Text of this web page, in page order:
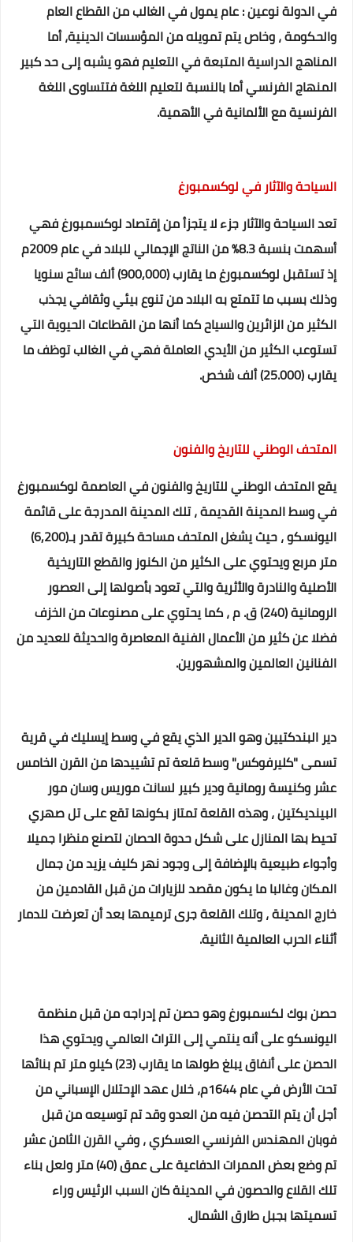
في الدولة نوعين : عام يمول في الغالب من القطاع العام
والحكومة ، وخاص يتم تمويله من المؤسسات الدينية، أما
المناهج الدراسية المتبعة في التعليم فهو يشبه إلى حد كبير
المنهاج الفرنسي أما بالنسبة لتعليم اللغة فتتساوى اللغة
الفرنسية مع الألمانية في الأهمية.
السياحة والآثار في لوكسمبورغ
تعد السياحة والآثار جزء لا يتجزأ من إقتصاد لوكسمبورغ فهي
أسهمت بنسبة 8.3% من الناتج الإجمالي للبلاد في عام 2009م
إذ تستقبل لوكسمبورغ ما يقارب (900,000) ألف سائح سنويا
وذلك بسبب ما تتمتع به البلاد من تنوع بيئي وثقافي يجذب
الكثير من الزائرين والسياح كما أنها من القطاعات الحيوية التي
تستوعب الكثير من الأيدي العاملة فهي في الغالب توظف ما
يقارب (25.000) ألف شخص.
المتحف الوطني للتاريخ والفنون
يقع المتحف الوطني للتاريخ والفنون في العاصمة لوكسمبورغ
في وسط المدينة القديمة ، تلك المدينة المدرجة على قائمة
اليونسكو ، حيث يشغل المتحف مساحة كبيرة تقدر بـ(6,200)
متر مربع ويحتوي على الكثير من الكنوز والقطع التاريخية
الأصلية والنادرة والأثرية والتي تعود بأصولها إلى العصور
الرومانية (240) ق. م ، كما يحتوي على مصنوعات من الخزف
فضلا عن كثير من الأعمال الفنية المعاصرة والحديثة للعديد من
الفنانين العالمين والمشهورين.
دير البندكتيينوهو الدير الذي يقع في وسط إيسليك في قرية
تسمى "كليرفوكس" وسط قلعة تم تشييدها من القرن الخامس
عشر وكنيسة رومانية ودير كبير لسانت موريس وسان مور
البينديكتين ، وهذه القلعة تمتاز بكونها تقع على تل صهري
تحيط بها المنازل على شكل حدوة الحصان لتصنع منظرا جميلا
وأجواء طبيعية بالإضافة إلى وجود نهر كليف يزيد من جمال
المكان وغالبا ما يكون مقصد للزيارات من قبل القادمين من
خارج المدينة ، وتلك القلعة جرى ترميمها بعد أن تعرضت للدمار
أثناء الحرب العالمية الثانية.
حصن بوك لكسمبورغ وهو حصن تم إدراجه من قبل منظمة
اليونسكو على أنه ينتمي إلى التراث العالمي ويحتوي هذا
الحصن على أنفاق يبلغ طولها ما يقارب (23) كيلو متر تم بنائها
تحت الأرض في عام 1644م، خلال عهد الإحتلال الإسباني من
أجل أن يتم التحصن فيه من العدو وقد تم توسيعه من قبل
فوبان المهندس الفرنسي العسكري ، وفي القرن الثامن عشر
تم وضع بعض الممرات الدفاعية على عمق (40) متر ولعل بناء
تلك القلاع والحصون في المدينة كان السبب الرئيس وراء
تسميتها بجبل طارق الشمال.